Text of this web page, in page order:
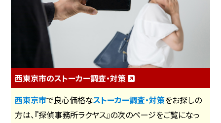
西東京市のストーカー調査・対策
西東京市で良心価格なストーカー調査・対策をお探しの
方は、『探偵事務所ラクヤス』の次のページをご覧になっ